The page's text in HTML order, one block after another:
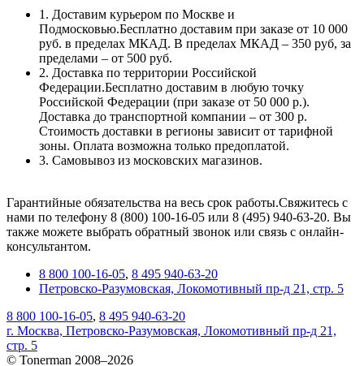
1. Доставим курьером по Москве и
Подмосковью.Бесплатно доставим при заказе от 10 000
руб. в пределах МКАД. В пределах МКАД – 350 руб, за
пределами – от 500 руб.
2. Доставка по территории Российской
Федерации.Бесплатно доставим в любую точку
Российской Федерации (при заказе от 50 000 р.).
Доставка до транспортной компании – от 300 р.
Стоимость доставки в регионы зависит от тарифной
зоны. Оплата возможна только предоплатой.
3. Самовывоз из московских магазинов.
Гарантийные обязательства на весь срок работы.Свяжитесь с
нами по телефону 8 (800) 100-16-05 или 8 (495) 940-63-20. Вы
также можете выбрать обратный звонок или связь с онлайн-
консультантом.
8 800 100-16-05, 8 495 940-63-20
Петровско-Разумовская, Локомотивный пр-д 21, стр. 5
8 800 100-16-05, 8 495 940-63-20
г. Москва, Петровско-Разумовская, Локомотивный пр-д 21,
стр. 5
© Tonerman 2008–2026